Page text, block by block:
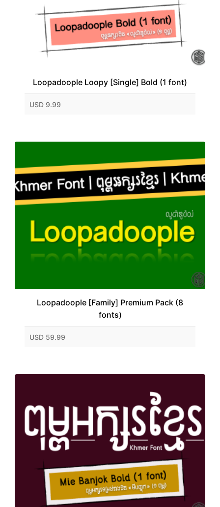
Loopadoople Loopy [Single] Bold (1 font)
USD 9.99
Loopadoople [Family] Premium Pack (8
fonts)
USD 59.99